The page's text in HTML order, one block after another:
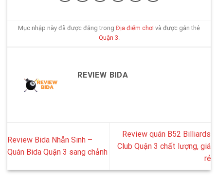
Mục nhập này đã được đăng trong Địa điểm chơi và được gắn thẻ
Quận 3.
REVIEW BIDA
Review Bida Nhẫn Sinh –
Quán Bida Quận 3 sang chảnh
Review quán B52 Billiards
Club Quận 3 chất lượng, giá
rẻ